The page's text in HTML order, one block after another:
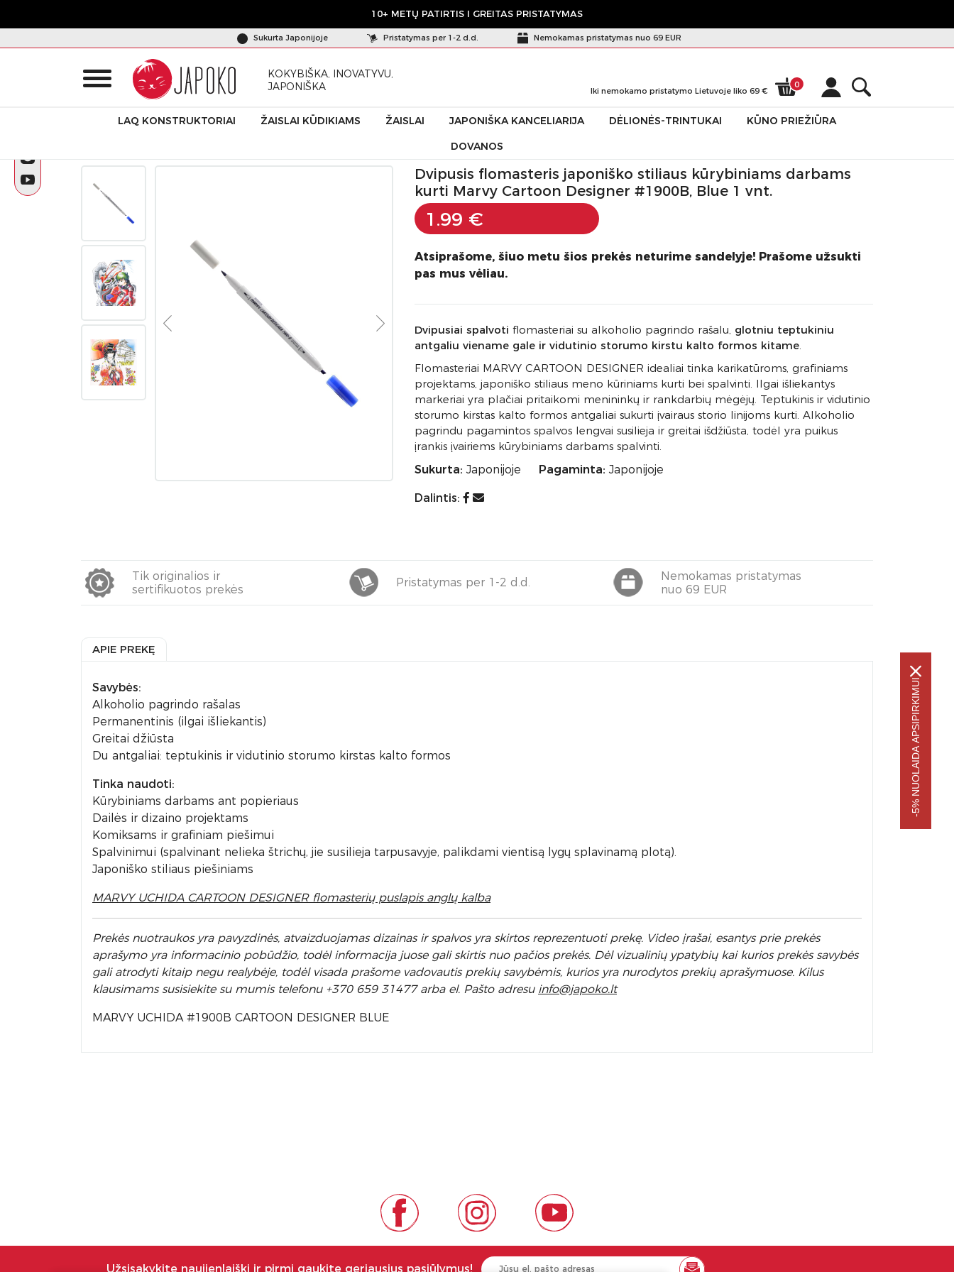
10+ METŲ PATIRTIS I GREITAS PRISTATYMAS
Sukurta Japonijoje Pristatymas per 1-2 d.d. Nemokamas pristatymas nuo 69 EUR
KOKYBIŠKA, INOVATYVU,
JAPONIŠKA
Iki nemokamo pristatymo Lietuvoje liko 69 €
0
LAQ KONSTRUKTORIAI ŽAISLAI KŪDIKIAMS ŽAISLAI JAPONIŠKA KANCELIARIJA DĖLIONĖS-TRINTUKAI
KŪNO PRIEŽIŪRA
DOVANOS
Dvipusis flomasteris japoniško stiliaus kūrybiniams darbams kurti Marvy Cartoon Designer #1900B, Blue 1 vnt.
Dvipusis flomasteris japoniško stiliaus kūrybiniams darbams
kurti Marvy Cartoon Designer #1900B, Blue 1 vnt.
1.99 €
Atsiprašome, šiuo metu šios prekės neturime sandelyje! Prašome užsukti
pas mus vėliau.
Dvipusiai spalvoti flomasteriai su alkoholio pagrindo rašalu, glotniu teptukiniu
antgaliu viename gale ir vidutinio storumo kirstu kalto formos kitame.
Flomasteriai MARVY CARTOON DESIGNER idealiai tinka karikatūroms, grafiniams
projektams, japoniško stiliaus meno kūriniams kurti bei spalvinti. Ilgai išliekantys
markeriai yra plačiai pritaikomi menininkų ir rankdarbių mėgėjų. Teptukinis ir vidutinio
storumo kirstas kalto formos antgaliai sukurti įvairaus storio linijoms kurti. Alkoholio
pagrindu pagamintos spalvos lengvai susilieja ir greitai išdžiūsta, todėl yra puikus
įrankis įvairiems kūrybiniams darbams spalvinti.
Sukurta: Japonijoje Pagaminta: Japonijoje
Dalintis:
Tik originalios ir
sertifikuotos prekės
Pristatymas per 1-2 d.d.
Nemokamas pristatymas
nuo 69 EUR
APIE PREKĘ
Savybės:
Alkoholio pagrindo rašalas
Permanentinis (ilgai išliekantis)
Greitai džiūsta
Du antgaliai: teptukinis ir vidutinio storumo kirstas kalto formos
Tinka naudoti:
Kūrybiniams darbams ant popieriaus
Dailės ir dizaino projektams
Komiksams ir grafiniam piešimui
Spalvinimui (spalvinant nelieka štrichų, jie susilieja tarpusavyje, palikdami vientisą lygų splavinamą plotą).
Japoniško stiliaus piešiniams
MARVY UCHIDA CARTOON DESIGNER flomasterių puslapis anglų kalba
Prekės nuotraukos yra pavyzdinės, atvaizduojamas dizainas ir spalvos yra skirtos reprezentuoti prekę. Video įrašai, esantys prie prekės
aprašymo yra informacinio pobūdžio, todėl informacija juose gali skirtis nuo pačios prekės. Dėl vizualinių ypatybių kai kurios prekės savybės
gali atrodyti kitaip negu realybėje, todėl visada prašome vadovautis prekių savybėmis, kurios yra nurodytos prekių aprašymuose. Kilus
klausimams susisiekite su mumis telefonu +370 659 31477 arba el. Pašto adresu info@japoko.lt
MARVY UCHIDA #1900B CARTOON DESIGNER BLUE
Užsisakykite naujienlaiškį ir pirmi gaukite geriausius pasiūlymus!
-5% NUOLAIDA APSIPIRKIMUI